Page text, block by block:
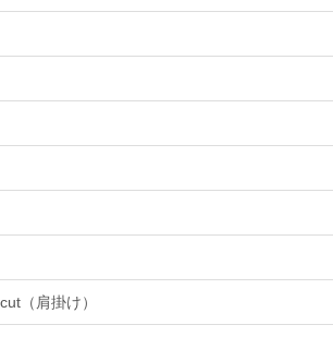
（肩掛け）